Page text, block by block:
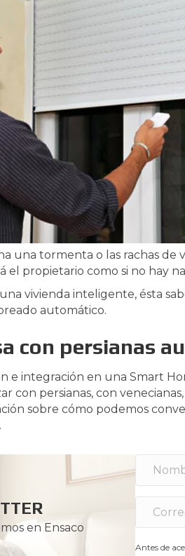
una tormenta o las rachas
el propietario como si no hay
vivienda inteligente, ésta
automático.
con persianas
e integración en una Smart
con persianas, con
sobre cómo podemos
en Ensaco
Antes de